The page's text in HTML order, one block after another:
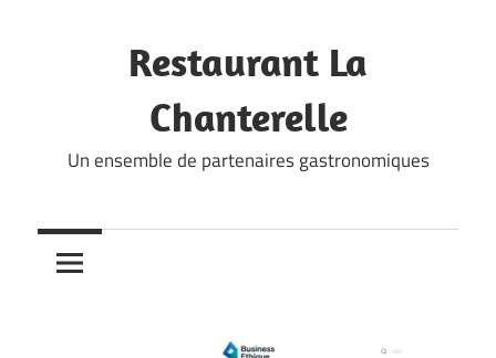
Restaurant La
Chanterelle
Un ensemble de partenaires gastronomiques